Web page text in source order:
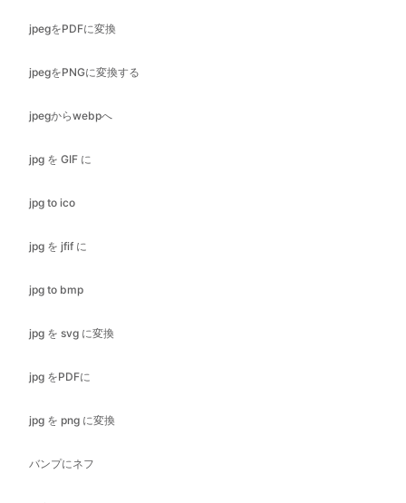
jpegからwebpへ
jpg を GIF に
jpg to ico
jpg を jfif に
jpg to bmp
jpg を svg に変換
jpg をPDFに
jpg を png に変換
バンプにネフ
nef to GIF
nef to ico